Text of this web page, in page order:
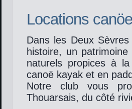
Locations
Dans les Deux
histoire, un
naturels propices à
canoë kayak et en
Notre club vous
Thouarsais, du côté